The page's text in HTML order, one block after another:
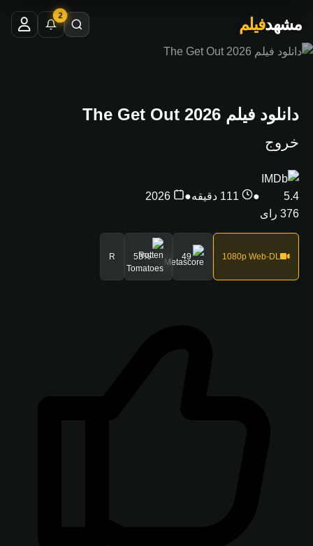
مشهدفیلم 2
دانلود فیلم The Get Out 2026
خروج
5.4
376 رای
● 111 دقیقه ●
2026
1080p Web-DL
49
53%
R